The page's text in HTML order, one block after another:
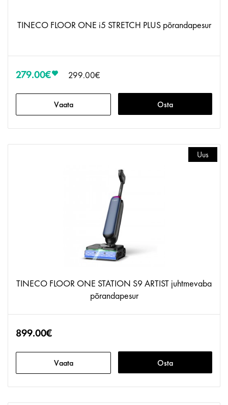
TINECO FLOOR ONE i5 STRETCH PLUS põrandapesur
279.00€ 299.00€
Vaata Osta
Uus
TINECO FLOOR ONE STATION S9 ARTIST juhtmevaba
põrandapesur
899.00€
Vaata Osta